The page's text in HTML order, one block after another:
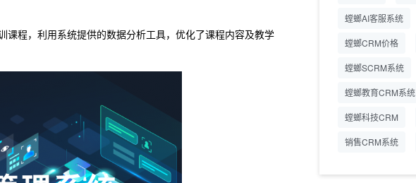
程，利用系统提供的数据分析工具，优化了课程内容及教学
螳螂AI客服系统
螳螂CRM价格
螳螂SCRM系统
螳螂教育CRM系统
螳螂科技CRM
销售CRM系统